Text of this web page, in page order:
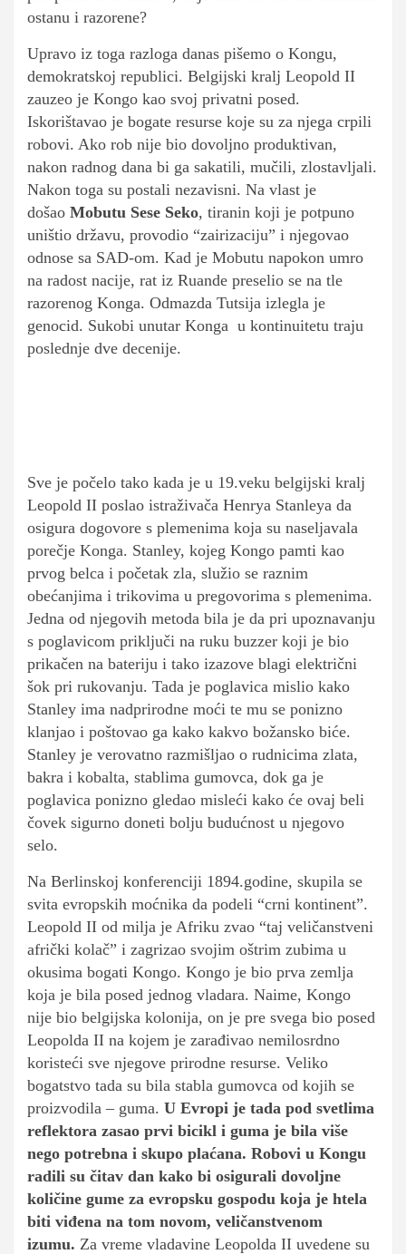
ostanu i razorene?
Upravo iz toga razloga danas pišemo o Kongu,
demokratskoj republici. Belgijski kralj Leopold II
zauzeo je Kongo kao svoj privatni posed.
Iskorištavao je bogate resurse koje su za njega crpili
robovi. Ako rob nije bio dovoljno produktivan,
nakon radnog dana bi ga sakatili, mučili, zlostavljali.
Nakon toga su postali nezavisni. Na vlast je
došao Mobutu Sese Seko, tiranin koji je potpuno
uništio državu, provodio “zairizaciju” i njegovao
odnose sa SAD-om. Kad je Mobutu napokon umro
na radost nacije, rat iz Ruande preselio se na tle
razorenog Konga. Odmazda Tutsija izlegla je
genocid. Sukobi unutar Konga u kontinuitetu traju
poslednje dve decenije.
Sve je počelo tako kada je u 19.veku belgijski kralj
Leopold II poslao istraživača Henrya Stanleya da
osigura dogovore s plemenima koja su naseljavala
porečje Konga. Stanley, kojeg Kongo pamti kao
prvog belca i početak zla, služio se raznim
obećanjima i trikovima u pregovorima s plemenima.
Jedna od njegovih metoda bila je da pri upoznavanju
s poglavicom priključi na ruku buzzer koji je bio
prikačen na bateriju i tako izazove blagi električni
šok pri rukovanju. Tada je poglavica mislio kako
Stanley ima nadprirodne moći te mu se ponizno
klanjao i poštovao ga kako kakvo božansko biće.
Stanley je verovatno razmišljao o rudnicima zlata,
bakra i kobalta, stablima gumovca, dok ga je
poglavica ponizno gledao misleći kako će ovaj beli
čovek sigurno doneti bolju budućnost u njegovo
selo.
Na Berlinskoj konferenciji 1894.godine, skupila se
svita evropskih moćnika da podeli “crni kontinent”.
Leopold II od milja je Afriku zvao “taj veličanstveni
afrički kolač” i zagrizao svojim oštrim zubima u
okusima bogati Kongo. Kongo je bio prva zemlja
koja je bila posed jednog vladara. Naime, Kongo
nije bio belgijska kolonija, on je pre svega bio posed
Leopolda II na kojem je zarađivao nemilosrdno
koristeći sve njegove prirodne resurse. Veliko
bogatstvo tada su bila stabla gumovca od kojih se
proizvodila – guma. U Evropi je tada pod svetlima
reflektora zasao prvi bicikl i guma je bila više
nego potrebna i skupo plaćana. Robovi u Kongu
radili su čitav dan kako bi osigurali dovoljne
količine gume za evropsku gospodu koja je htela
biti viđena na tom novom, veličanstvenom
izumu. Za vreme vladavine Leopolda II uvedene su